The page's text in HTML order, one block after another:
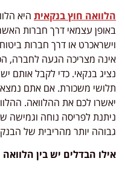
חוץ בנקאיתהיא
עצמאי דרך חברות האשראי
או דרך חברות ביטוח,
מצריכה הגעה לחברה,
בנקאי. כדי לקבל אותם יש
משכורת. אם אתם נמצאים
לכם את ההלוואה.
לפריסה נוחה וגמישה של
יותר מהריבית של הבנק.
הבדלים יש בין הלוואה